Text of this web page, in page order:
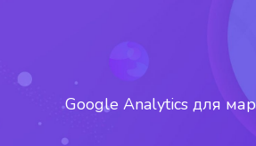
Google Analytics для